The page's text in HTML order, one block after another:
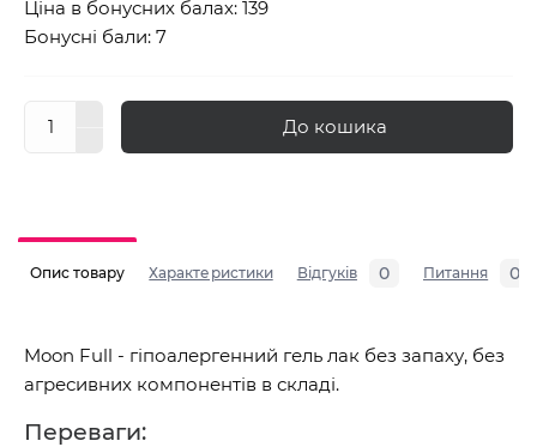
Ціна в бонусних балах: 139
Бонусні бали: 7
До кошика
Опис товару Характеристики Відгуків 0 Питання 0
Moon Full - гіпоалергенний гель лак без запаху, без
агресивних компонентів в складі.
Переваги: